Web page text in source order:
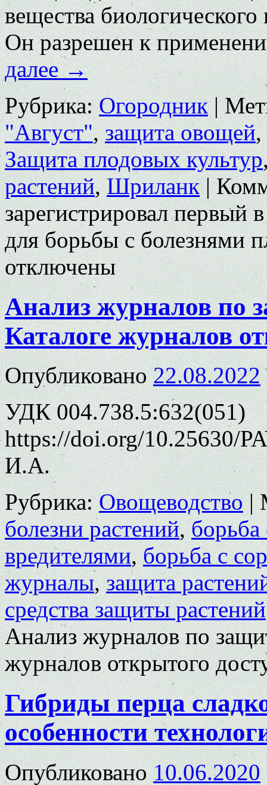
вещества
Он разрешен к
далее→
Рубрика: Огородник |
"Август",защита овощей,
Защита плодовых культур
растений,Шриланк |
зарегистрировал первый
для борьбы с болезнями
отключены
Анализ журналов по
Каталоге журналов
Опубликовано 22.08.2022
УДК 004.738.5:632(051)
https://doi.org/10.25630/
И.А.
Рубрика: Овощеводство |
болезни растений,борьба
вредителями,борьба с
журналы,защита
средства защиты растений
Анализ журналов по
журналов открытого
Гибриды перца
особенности
Опубликовано 10.06.2020